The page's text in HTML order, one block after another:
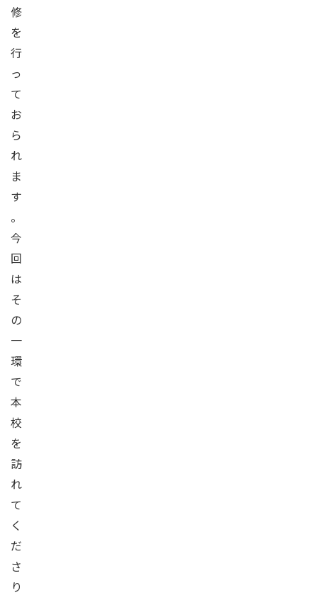
修
を
行
っ
て
お
ら
れ
ま
す
。
今
回
は
そ
の
一
環
で
本
校
を
訪
れ
て
く
だ
さ
り